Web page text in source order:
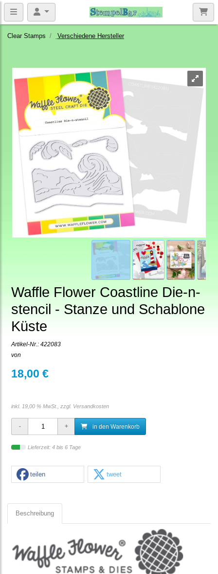
Clear Stamps Verschiedene Hersteller
Waffle Flower Coastline Die-n-
stencil - Stanze und Schablone
Küste
Artikel-Nr.: 422083
von
18,00 €
inkl. 19,00 % MwSt., zzgl. Versandkosten
in den Warenkorb
Lieferzeit: 4 bis 6 Tage
teilen tweet
Beschreibung